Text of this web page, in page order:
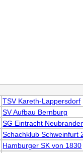
TSV Kareth-Lappersdorf
SV Aufbau Bernburg
SG Eintracht
Schachklub Schweinfurt
Hamburger SK von 1830